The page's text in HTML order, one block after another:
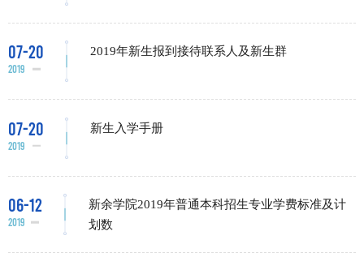
07-20
2019
2019年新生报到接待联系人及新生群
07-20
2019
新生入学手册
06-12
2019
新余学院2019年普通本科招生专业学费标准及计
划数